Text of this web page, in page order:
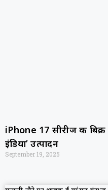
iPhone 17 सीरीज की
इंडिया’ उत्पादन
September 19, 2025